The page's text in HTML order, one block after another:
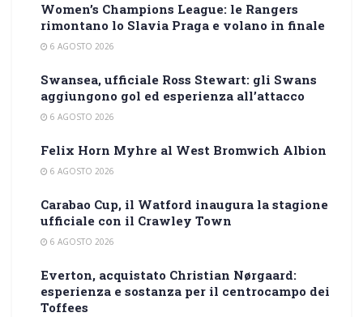
Women’s Champions League: le Rangers
rimontano lo Slavia Praga e volano in finale
6 AGOSTO 2026
Swansea, ufficiale Ross Stewart: gli Swans
aggiungono gol ed esperienza all’attacco
6 AGOSTO 2026
Felix Horn Myhre al West Bromwich Albion
6 AGOSTO 2026
Carabao Cup, il Watford inaugura la stagione
ufficiale con il Crawley Town
6 AGOSTO 2026
Everton, acquistato Christian Nørgaard:
esperienza e sostanza per il centrocampo dei
Toffees